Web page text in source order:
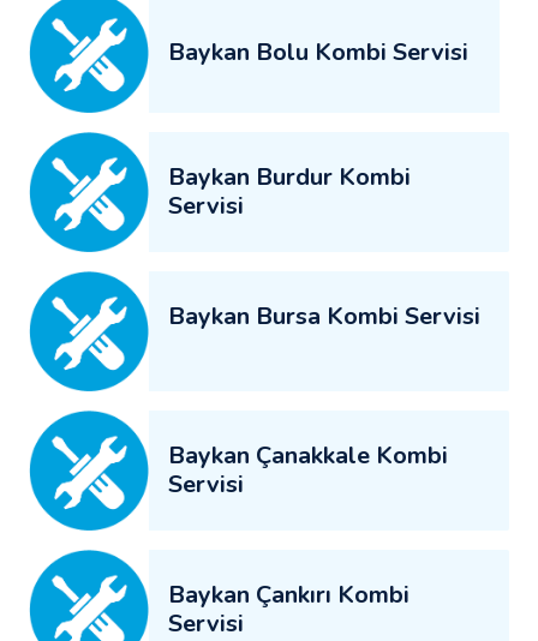
Baykan Bolu Kombi Servisi
Baykan Burdur Kombi
Servisi
Baykan Bursa Kombi Servisi
Baykan Çanakkale Kombi
Servisi
Baykan Çankırı Kombi
Servisi